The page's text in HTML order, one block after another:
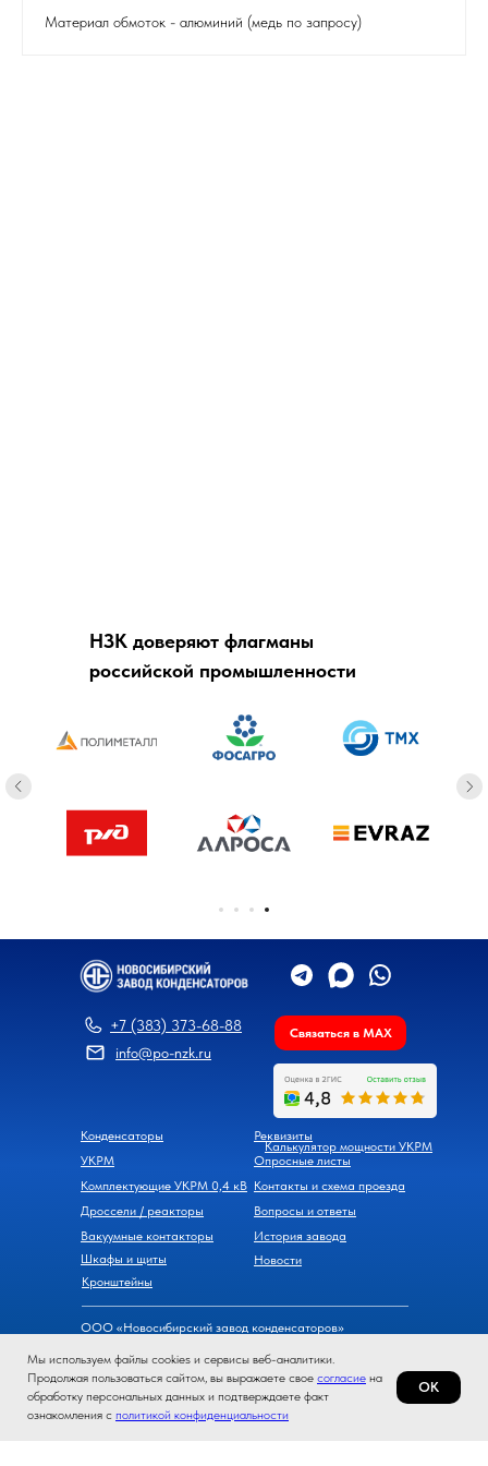
Материал обмоток - алюминий (медь по запросу)
НЗК доверяют флагманы
российской промышленности
Мы используем файлы cookies и сервисы веб-аналитики.
Продолжая пользоваться сайтом, вы выражаете свое согласие на
обработку персональных данных и подтверждаете факт
ознакомления с политикой конфиденциальности
ОК
info@po-nzk.ru
Конденсаторы
УКРМ
Комплектующие УКРМ 0,4 кВ
Кронштейны
Шкафы и щиты
Вакуумные контакторы
Дроссели / реакторы
Реквизиты
Калькулятор мощности УКРМ
Опросные листы
Контакты и схема проезда
Вопросы и ответы
Новости
История завода
Согласие на обработку персональных данных
Политика конфиденциальности
ООО «Новосибирский завод конденсаторов»
ИНН 5408283308, ОГРН 1105476069600
+7 (383) 373-68-88 Связаться в MAX